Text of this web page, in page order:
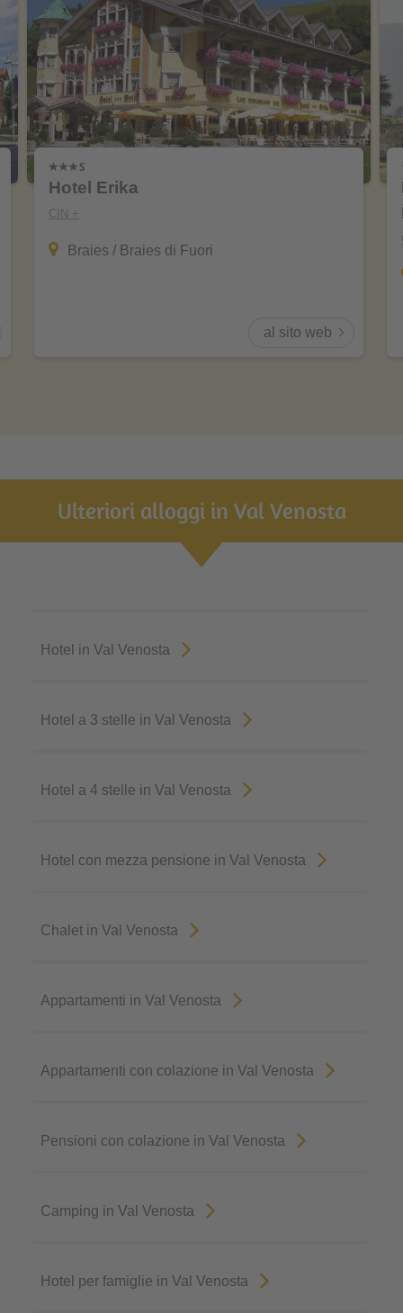
Hotel Erika
CIN +
Braies / Braies di Fuori
al sito web
Ulteriori alloggi in Val Venosta
Hotel in Val Venosta
Hotel a 3 stelle in Val Venosta
Hotel a 4 stelle in Val Venosta
Hotel con mezza pensione in Val Venosta
Chalet in Val Venosta
Appartamenti in Val Venosta
Appartamenti con colazione in Val Venosta
Pensioni con colazione in Val Venosta
Camping in Val Venosta
Hotel per famiglie in Val Venosta